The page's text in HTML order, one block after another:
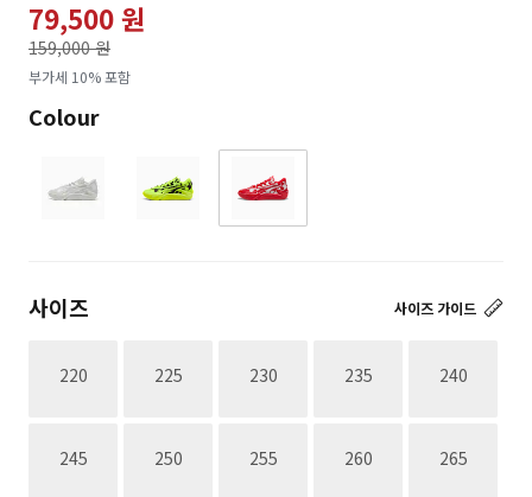
79,500 원
159,000 원
로
부가세 10% 포함
Colour
사이즈 가이드
사이즈
220재고없음 225재고없음 230재고없음 235재고없음 240재고없음
245재고없음 250재고없음 255재고없음 260재고없음 265재고없음